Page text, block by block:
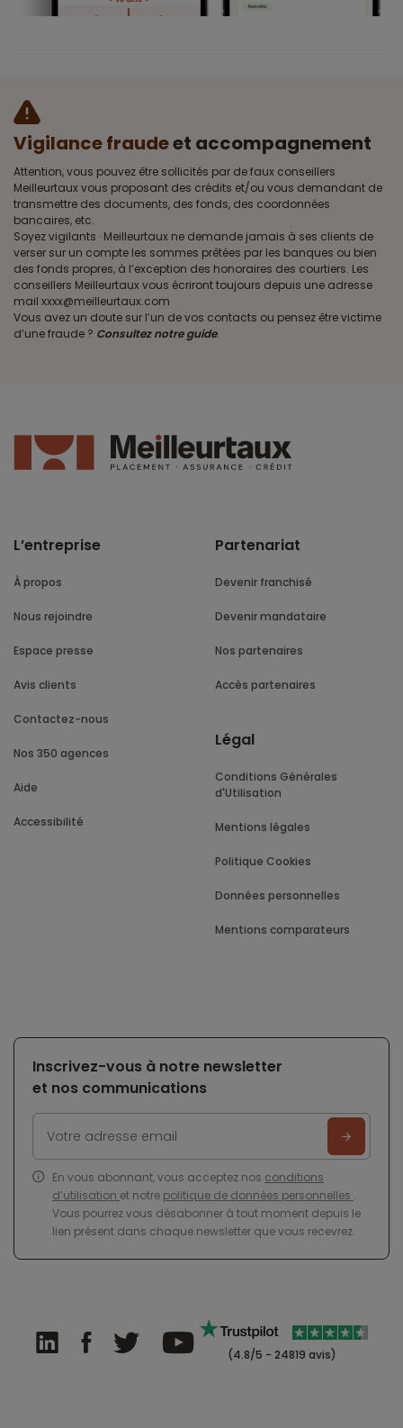
Vigilance fraudeet accompagnement
Attention, vous pouvez être sollicités par de faux conseillers
Meilleurtaux vous proposant des crédits et/ou vous demandant de
transmettre des documents, des fonds, des coordonnées
bancaires, etc.
Soyez vigilants · Meilleurtaux ne demande jamais à ses clients de
verser sur un compte les sommes prêtées par les banques ou bien
des fonds propres, à l’exception des honoraires des courtiers. Les
conseillers Meilleurtaux vous écriront toujours depuis une adresse
mail xxxx@meilleurtaux.com
Vous avez un doute sur l’un de vos contacts ou pensez être victime
d’une fraude ? Consultez notre guide.
L’entreprise
À propos
Nous rejoindre
Espace presse
Avis clients
Contactez-nous
Nos 350 agences
Aide
Accessibilité
Partenariat
Devenir franchisé
Devenir mandataire
Nos partenaires
Accès partenaires
Légal
Conditions Générales
d'Utilisation
Mentions légales
Politique Cookies
Données personnelles
Mentions comparateurs
Inscrivez-vous à notre newsletter
et nos communications
En vous abonnant, vous acceptez nos conditions
d’utilisation et notre politique de données personnelles .
Vous pourrez vous désabonner à tout moment depuis le
lien présent dans chaque newsletter que vous recevrez.
(4.8/5 - 24819 avis)